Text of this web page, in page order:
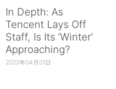
In Depth: As
Tencent Lays Off
Staff, Is Its ‘Winter’
Approaching?
2022年04月01日